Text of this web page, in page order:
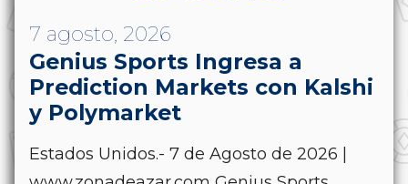
7 agosto, 2026
Genius Sports Ingresa a
Prediction Markets con Kalshi
y Polymarket
Estados Unidos.- 7 de Agosto de 2026 |